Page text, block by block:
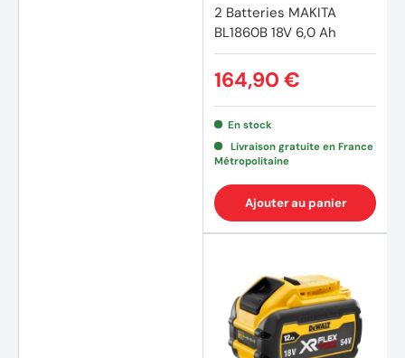
2 Batteries MAKITA
BL1860B 18V 6,0 Ah
164,90 €
En stock
Livraison gratuite en France
Métropolitaine
Ajouter au panier